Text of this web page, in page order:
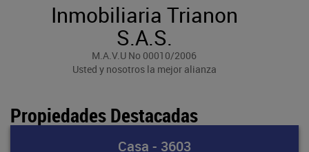
Inmobiliaria Trianon
S.A.S.
M.A.V.U No 00010/2006
Usted y nosotros la mejor alianza
Propiedades Destacadas